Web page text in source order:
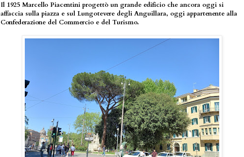
Il 1925 Marcello Piacentini progettò un grande edificio che ancora oggi si
affaccia sulla piazza e sul Lungotevere degli Anguillara, oggi appartenente alla
Confederazione del Commercio e del Turismo.